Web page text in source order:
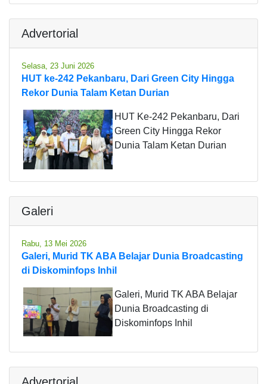
Advertorial
Selasa, 23 Juni 2026
HUT ke-242 Pekanbaru, Dari Green City Hingga
Rekor Dunia Talam Ketan Durian
HUT Ke-242 Pekanbaru, Dari
Green City Hingga Rekor
Dunia Talam Ketan Durian
Galeri
Rabu, 13 Mei 2026
Galeri, Murid TK ABA Belajar Dunia Broadcasting
di Diskominfops Inhil
Galeri, Murid TK ABA Belajar
Dunia Broadcasting di
Diskominfops Inhil
Advertorial